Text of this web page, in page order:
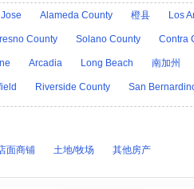
爱荷华IA 堪萨斯KS 肯塔基KY 路
乔治亚GA 密苏里MO 蒙大纳MT
北卡罗来纳州NC 北达科他ND 俄亥
南达科他SD 田纳西TN 华盛顿
Alameda County 橙县 Los
County Solano County Contra
Arcadia Long Beach 南加州
Riverside County San
面商铺 土地/牧场 其他房产